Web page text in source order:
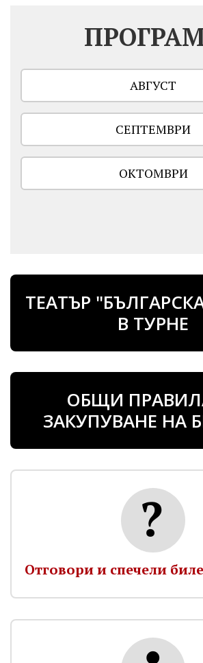
АВГУСТ
СЕПТЕМВРИ
ОКТОМВРИ
ТЕАТЪР
В ТУРНЕ
ОБЩИ
ЗАКУПУВАНЕ НА
Отговори и спечели